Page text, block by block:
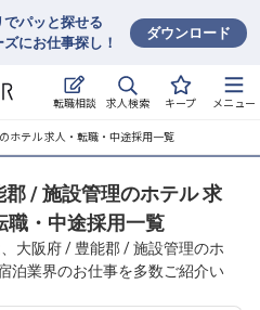
でパッと探せる
ズにお仕事探し！
ダウンロード
転職相談 求人検索 キープ メニュー
探す
同説明会
について
ホテル 求人・転職・中途採用一覧
郡 / 施設管理のホテル 求
職・中途採用一覧
大阪府 / 豊能郡 / 施設管理のホ
泊業界のお仕事を多数ご紹介い